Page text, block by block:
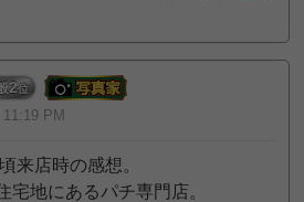
2位
11:19 PM
来店時の感想。
宅地にあるパチ専門店。